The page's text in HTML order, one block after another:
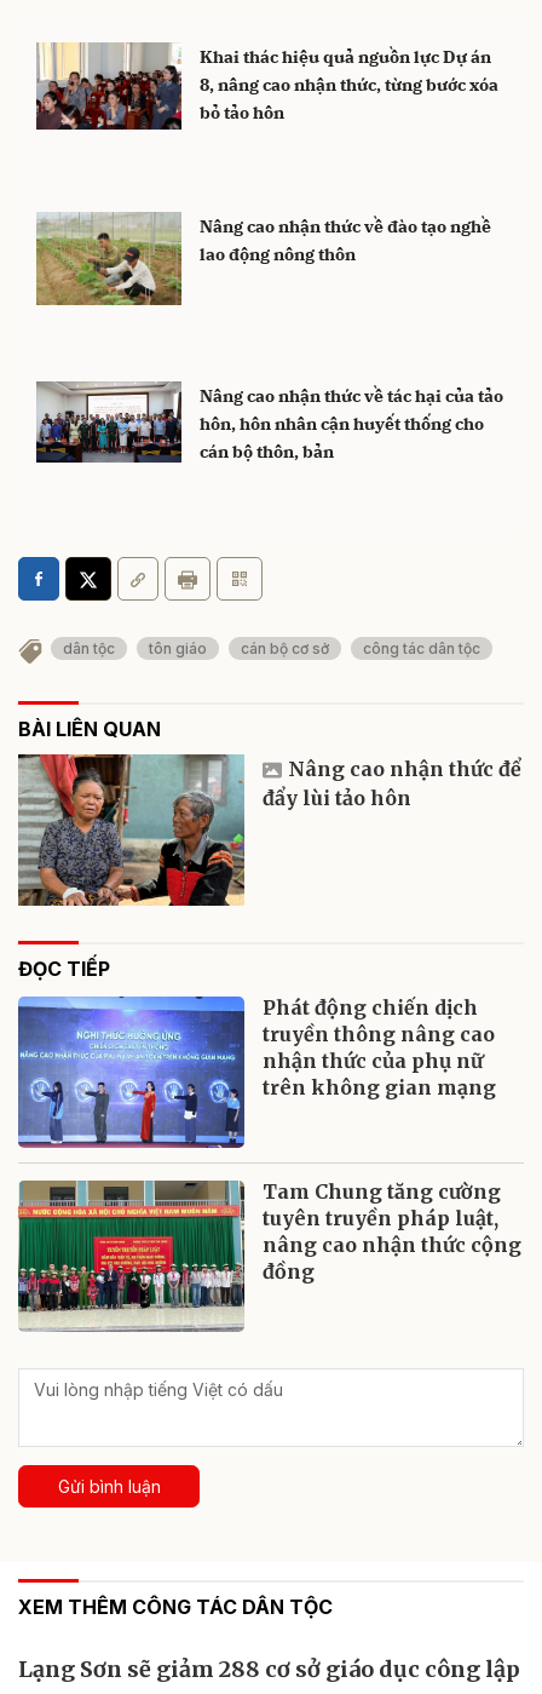
Khai thác hiệu quả nguồn lực Dự án
8, nâng cao nhận thức, từng bước xóa
bỏ tảo hôn
Nâng cao nhận thức về đào tạo nghề
lao động nông thôn
Nâng cao nhận thức về tác hại của tảo
hôn, hôn nhân cận huyết thống cho
cán bộ thôn, bản
dân tộc tôn giáo cán bộ cơ sở công tác dân tộc
BÀI LIÊN QUAN
Nâng cao nhận thức để
đẩy lùi tảo hôn
ĐỌC TIẾP
Phát động chiến dịch
truyền thông nâng cao
nhận thức của phụ nữ
trên không gian mạng
Tam Chung tăng cường
tuyên truyền pháp luật,
nâng cao nhận thức cộng
đồng
Gửi bình luận
XEM THÊM CÔNG TÁC DÂN TỘC
Lạng Sơn sẽ giảm 288 cơ sở giáo dục công lập